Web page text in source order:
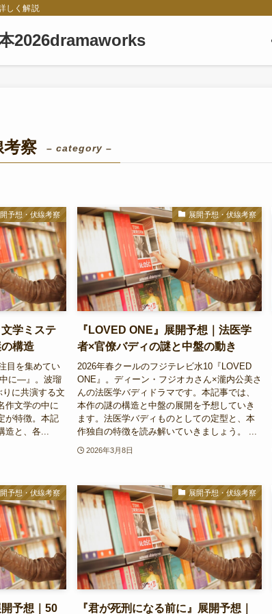
しく解説
2026dramaworks
考察 – category –
予想・伏線考察
文学ミステ
構造
目を集めてい
に―』。波瑠
に共演する文
作文学の中に
が特徴。本記
と、各...
展開予想・伏線考察
『LOVED ONE』展開予想｜法医学
者×官僚バディの謎と中盤の動き
2026年春クールのフジテレビ水10『LOVED
ONE』。ディーン・フジオカさん×瀧内公美さ
んの法医学バディドラマです。本記事では、
本作の謎の構造と中盤の展開を予想していき
ます。法医学バディものとしての定型と、本
作独自の特徴を読み解いていきましょう。 ...
2026年3月8日
予想・伏線考察
開予想｜50
展開予想・伏線考察
『君が死刑になる前に』展開予想｜